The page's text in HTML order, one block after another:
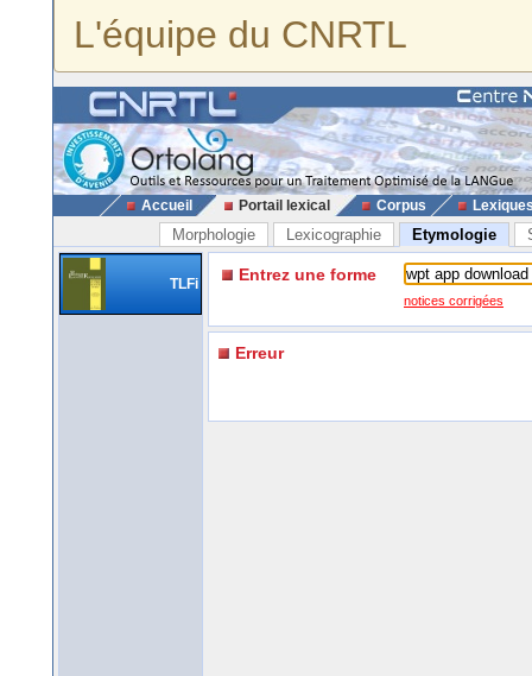
L'équipe du CNRTL
Accueil Portail lexical Corpus
Morphologie Lexicographie Etymologie
TLFi Entrez une forme
notices corrigées
Erreur